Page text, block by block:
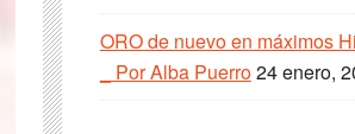
ORO de nuevo en máximos
_ Por Alba Puerro24 enero,